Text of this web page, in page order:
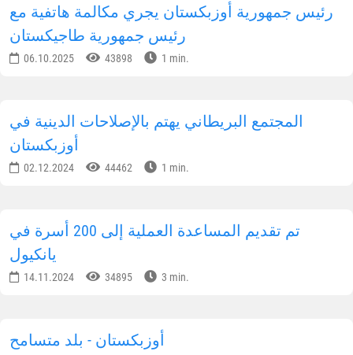
رئيس جمهورية أوزبكستان يجري مكالمة هاتفية مع
رئيس جمهورية طاجيكستان
06.10.2025 43898 1 min.
المجتمع البريطاني يهتم بالإصلاحات الدينية في
أوزبكستان
02.12.2024 44462 1 min.
تم تقديم المساعدة العملية إلى 200 أسرة في
يانكيول
14.11.2024 34895 3 min.
أوزبكستان - بلد متسامح